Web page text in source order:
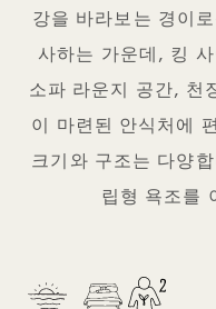
강을 바라보는 경이
사하는 가운데, 킹
소파 라운지 공간, 천
이 마련된 안식처에
크기와 구조는 다양
립형 욕조를